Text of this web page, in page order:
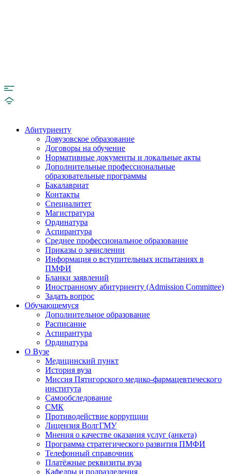
Абитуриенту
Довузовское образование
Договоры на обучение
Нормативные документы и локальные акты
Дополнительные профессиональные
образовательные программы
Бакалавриат
Контакты
Специалитет
Магистратура
Ординатура
Аспирантура
Среднее профессиональное образование
Приказы о зачислении
Информация о вступительных испытаниях в
ПМФИ
Бланки заявлений
Иностранному абитуриенту (Admission Committee)
Задать вопрос
Обучающемуся
Дополнительное образование
Расписание
Аспирантура
Ординатура
О Вузе
Медицинский пункт
История вуза
Миссия Пятигорского медико-фармацевтического
института
Самообследование
СМК
Противодействие коррупции
Лицензия ВолгГМУ
Мнения о качестве оказания услуг (анкета)
Программа стратегического развития ПМФИ
Телефонный справочник
Платёжные реквизиты вуза
Кафедры и подразделения